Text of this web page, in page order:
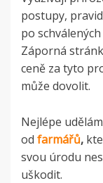
postupy,
po
Záporná
ceně za tyto
může dovolit.
Nejlépe
od farmářů,
svou úrodu
uškodit.